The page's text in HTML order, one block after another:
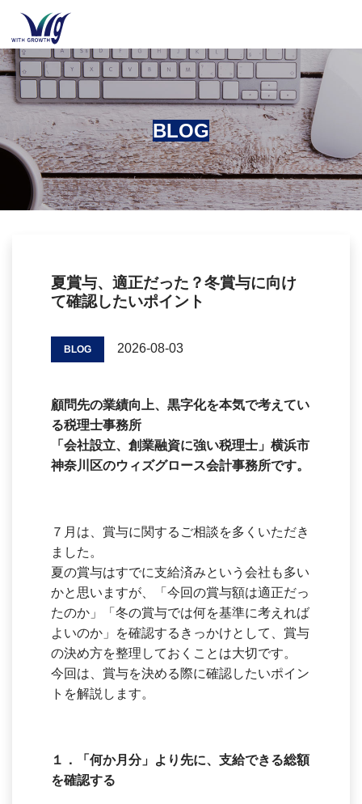
BLOG
夏賞与、適正だった？冬賞与に向け
て確認したいポイント
BLOG 2026-08-03
顧問先の業績向上、黒字化を本気で考えてい
る税理士事務所
「会社設立、創業融資に強い税理士」横浜市
神奈川区のウィズグロース会計事務所です。
７月は、賞与に関するご相談を多くいただき
ました。
夏の賞与はすでに支給済みという会社も多い
かと思いますが、「今回の賞与額は適正だっ
たのか」「冬の賞与では何を基準に考えれば
よいのか」を確認するきっかけとして、賞与
の決め方を整理しておくことは大切です。
今回は、賞与を決める際に確認したいポイン
トを解説します。
１．「何か月分」より先に、支給できる総額
を確認する